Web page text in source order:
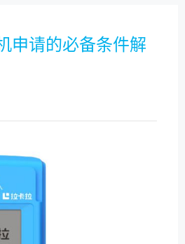
申请的必备条件解